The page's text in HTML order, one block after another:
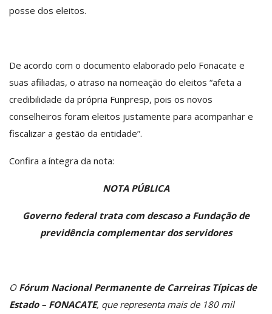
posse dos eleitos.
De acordo com o documento elaborado pelo Fonacate e
suas afiliadas, o atraso na nomeação do eleitos “afeta a
credibilidade da própria Funpresp, pois os novos
conselheiros foram eleitos justamente para acompanhar e
fiscalizar a gestão da entidade”.
Confira a íntegra da nota:
NOTA PÚBLICA
Governo federal trata com descaso a Fundação de
previdência complementar dos servidores
O Fórum Nacional Permanente de Carreiras Típicas de
Estado – FONACATE, que representa mais de 180 mil